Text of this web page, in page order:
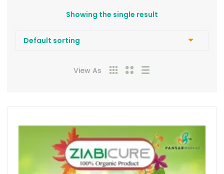
View As
Showing the single result